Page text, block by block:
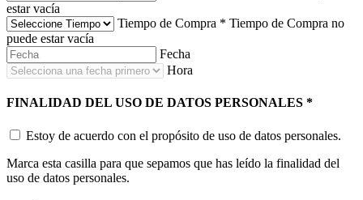
estar vacía
Tiempo de Compra * Tiempo de Compra no
puede estar vacía
Fecha
Hora
FINALIDAD DEL USO DE DATOS PERSONALES *
Estoy de acuerdo con el propósito de uso de datos personales.
Marca esta casilla para que sepamos que has leído la finalidad del
uso de datos personales.